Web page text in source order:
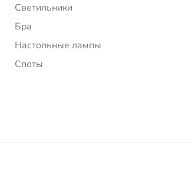
Светильники
Бра
Настольные лампы
Споты